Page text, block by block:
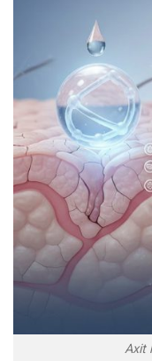
Axit